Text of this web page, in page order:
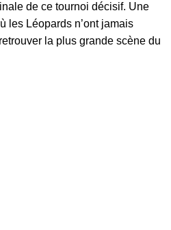
de ce tournoi décisif. Une
les Léopards n’ont jamais
la plus grande scène du